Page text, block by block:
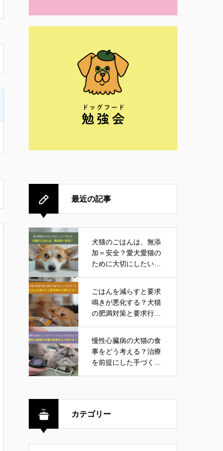
最近の記事
犬猫のごはんは、無添
加＝安全？愛犬愛猫の
ために大切にしたい考
ごはんを減らすと要求
鳴きが悪化する？犬猫
の肥満対策と要求行動
慢性心臓病の犬猫の食
事をどう考える？治療
を前提にした手づくり
カテゴリー